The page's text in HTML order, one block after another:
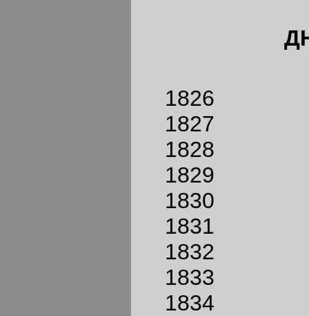
1826
1827
1828
1829
1830
1831
1832
1833
1834